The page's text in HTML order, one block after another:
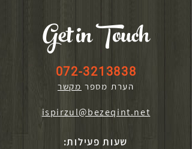
Get in Touch
072-3213838
הערת מספר מקשר
ispirzul@bezeqint.net
שעות פעילות: